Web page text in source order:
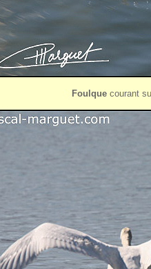
Foulquecourant